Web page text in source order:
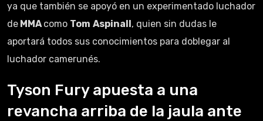
ya que también se apoyó en un experimentado luchador
de MMAcomo Tom Aspinall, quien sin dudas le
aportará todos sus conocimientos para doblegar al
luchador camerunés.
Tyson Fury apuesta a una
revancha arriba de la jaula ante